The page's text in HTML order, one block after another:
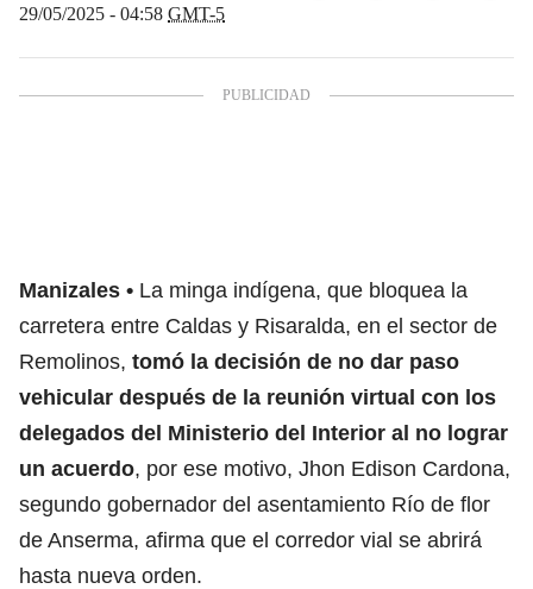
29/05/2025 - 04:58 GMT-5
Manizales
La minga indígena, que bloquea la
carretera entre Caldas y Risaralda, en el sector de
Remolinos, tomó la decisión de no dar paso
vehicular después de la reunión virtual con los
delegados del Ministerio del Interior al no lograr
un acuerdo, por ese motivo, Jhon Edison Cardona,
segundo gobernador del asentamiento Río de flor
de Anserma, afirma que el corredor vial se abrirá
hasta nueva orden.